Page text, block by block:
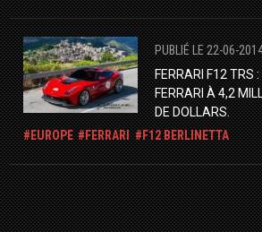
PUBLIÉ LE 22-06-
FERRARI F12 TRS :
FERRARI À 4,2
DE DOLLARS.
EUROPE
FERRARI F12 BERLINETTA